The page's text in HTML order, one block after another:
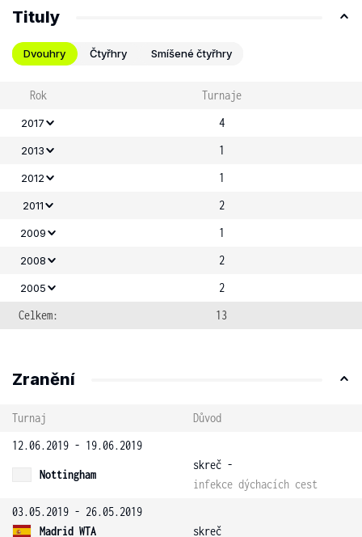
Tituly
Dvouhry Čtyřhry Smíšené čtyřhry
Rok Turnaje
2017 4
2013 1
2012 1
2011 2
2009 1
2008 2
2005
2
Celkem:
13
Zranění
Turnaj
Důvod
12.06.2019 - 19.06.2019
Nottingham
skreč -
infekce dýchacích cest
03.05.2019 - 26.05.2019
Madrid WTA
skreč